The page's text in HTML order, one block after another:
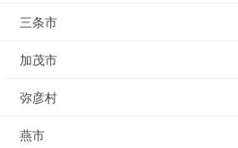
三条市
加茂市
弥彦村
燕市